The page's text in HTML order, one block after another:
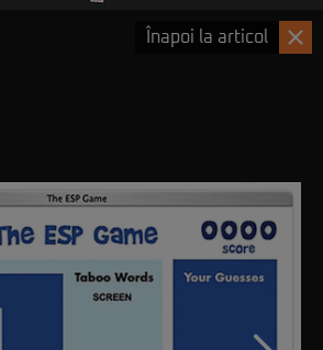
Înapoi la articol